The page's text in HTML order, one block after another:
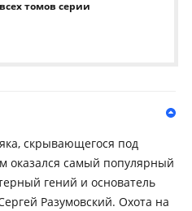
томов серии
скрывающегося под
оказался самый популярный
гений и основатель
Разумовский. Охота на